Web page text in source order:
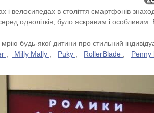
і велосипедах в століття смартфонів
однолітків, було яскравим і
будь-якої дитини про стильний
Milly Mally Puky RollerBlade Penny